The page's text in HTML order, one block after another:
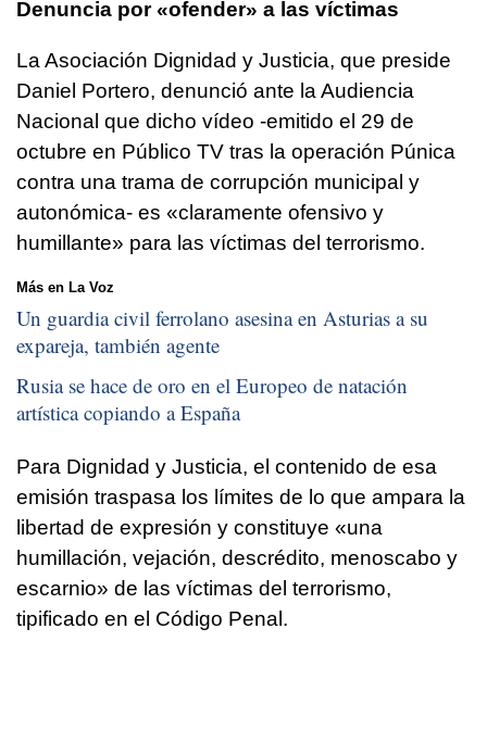
Denuncia por «ofender» a las víctimas
La Asociación Dignidad y Justicia, que preside
Daniel Portero, denunció ante la Audiencia
Nacional que dicho vídeo -emitido el 29 de
octubre en Público TV tras la operación Púnica
contra una trama de corrupción municipal y
autonómica- es «claramente ofensivo y
humillante» para las víctimas del terrorismo.
Más en La Voz
Un guardia civil ferrolano asesina en Asturias a su
expareja, también agente
Rusia se hace de oro en el Europeo de natación
artística copiando a España
Para Dignidad y Justicia, el contenido de esa
emisión traspasa los límites de lo que ampara la
libertad de expresión y constituye «una
humillación, vejación, descrédito, menoscabo y
escarnio» de las víctimas del terrorismo,
tipificado en el Código Penal.